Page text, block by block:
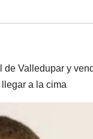
de Valledupar y
a la cima